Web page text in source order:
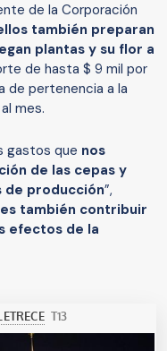
de la Corporación
también preparan
plantas y su flor a
de hasta $ 9 mil por
de pertenencia a la
mes.
gastos que nos
de las cepas y
de producción”,
también contribuir
efectos de la